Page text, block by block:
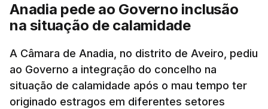
Anadia pede ao Governo inclusão
na situação de calamidade
A Câmara de Anadia, no distrito de Aveiro, pediu
ao Governo a integração do concelho na
situação de calamidade após o mau tempo ter
originado estragos em diferentes setores